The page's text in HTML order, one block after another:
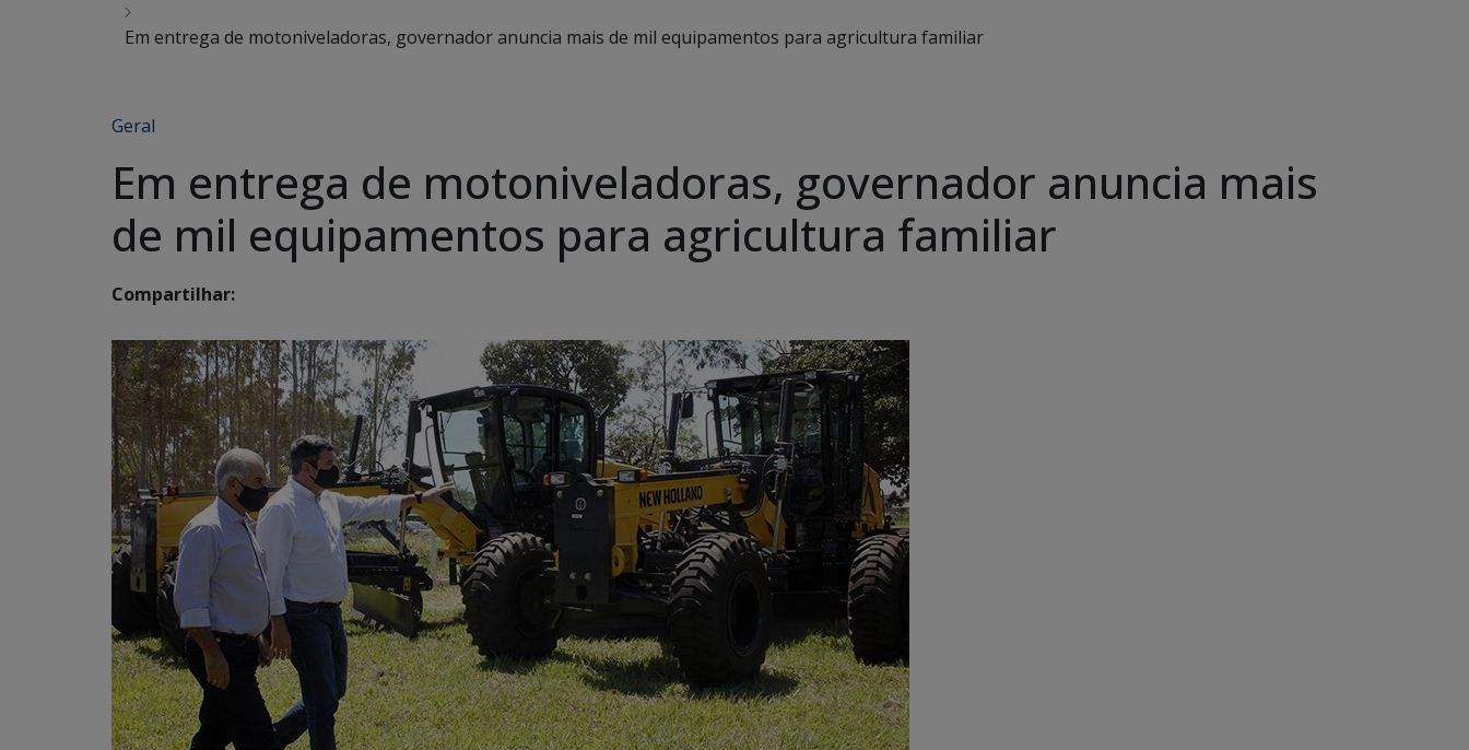
Em entrega de motoniveladoras, governador anuncia mais de mil equipamentos para agricultura familiar
Geral
Em entrega de motoniveladoras, governador anuncia mais
de mil equipamentos para agricultura familiar
Compartilhar: